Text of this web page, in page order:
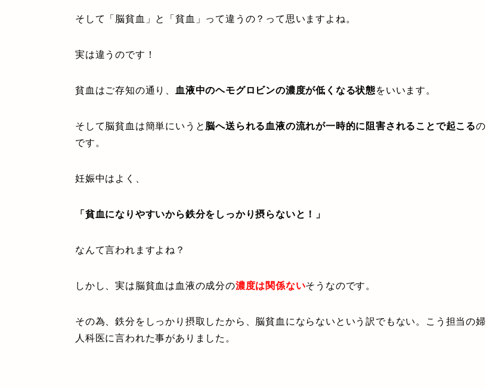
そして「脳貧血」と「貧血」って違うの？って思いますよね。
実は違うのです！
貧血はご存知の通り、 血液中のヘモグロビンの濃度が低くなる状態をいいます。
そして脳貧血は簡単にいうと 脳へ送られる血液の流れが一時的に阻害されることで起こるの
です。
妊娠中はよく、
「貧血になりやすいから鉄分をしっかり摂らないと！」
なんて言われますよね？
しかし、実は脳貧血は血液の成分の濃度は関係ないそうなのです。
その為、鉄分をしっかり摂取したから、脳貧血にならないという訳でもない。こう担当の婦
人科医に言われた事がありました。